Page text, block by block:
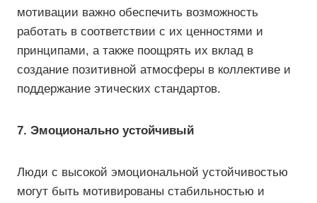
мотивации важно обеспечить возможность
работать в соответствии с их ценностями и
принципами, а также поощрять их вклад в
создание позитивной атмосферы в коллективе и
поддержание этических стандартов.
7. Эмоционально устойчивый
Люди с высокой эмоциональной устойчивостью
могут быть мотивированы стабильностью и